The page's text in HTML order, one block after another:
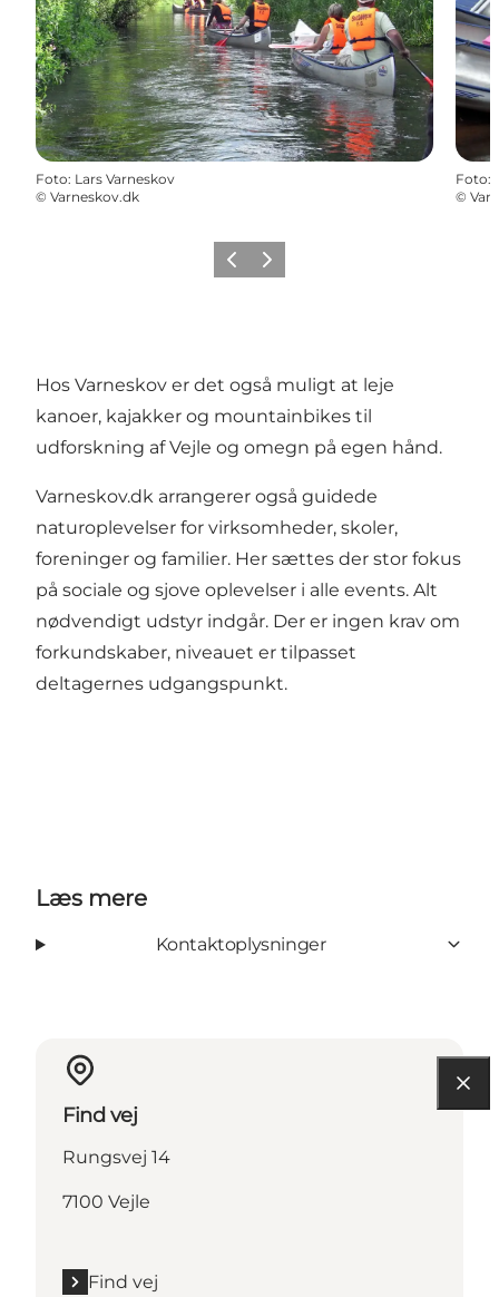
Foto: Lars Varneskov
© Varneskov.dk
Foto:
©
ForrigeNæste
Hos Varneskov er det også muligt at leje
kanoer, kajakker og mountainbikes til
udforskning af Vejle og omegn på egen hånd.
Varneskov.dk arrangerer også guidede
naturoplevelser for virksomheder, skoler,
foreninger og familier. Her sættes der stor fokus
på sociale og sjove oplevelser i alle events. Alt
nødvendigt udstyr indgår. Der er ingen krav om
forkundskaber, niveauet er tilpasset
deltagernes udgangspunkt.
Læs mere
Kontaktoplysninger
Find vej
Rungsvej 14
7100 Vejle
Find vej